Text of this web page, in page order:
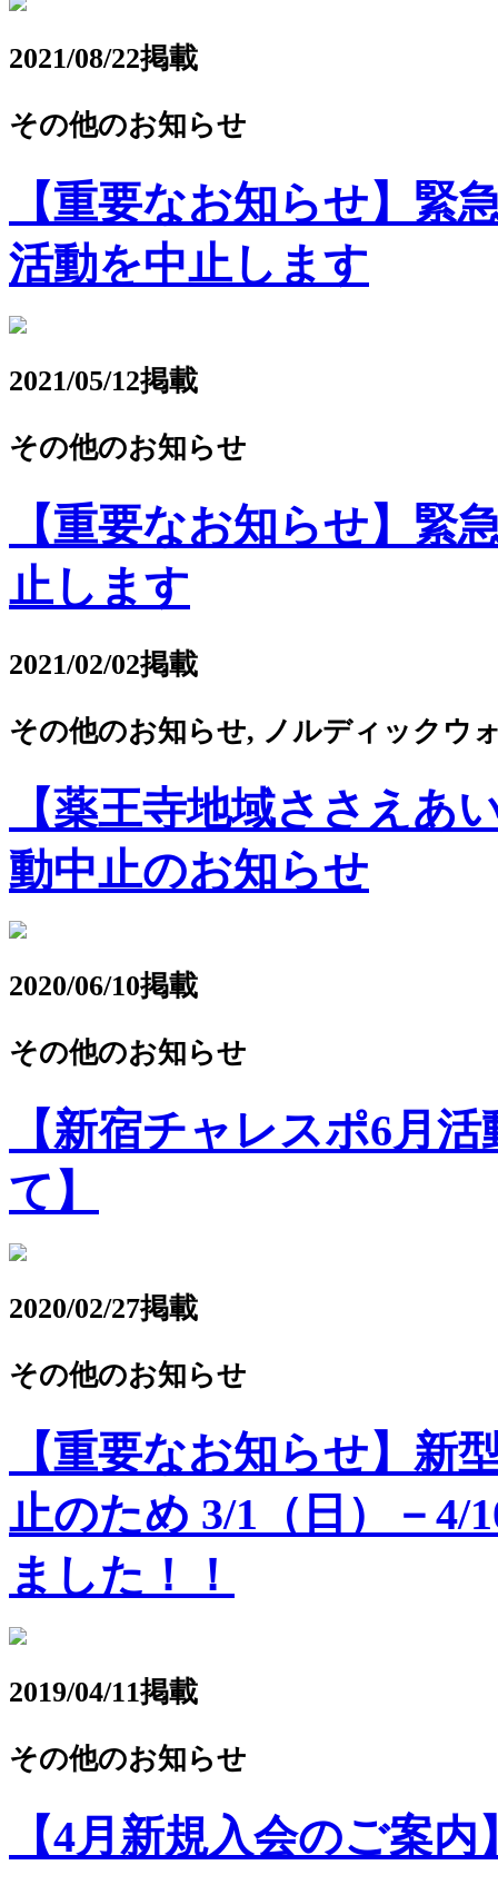
2021/08/22掲載
その他のお知らせ
【重要なお知らせ】緊
活動を中止します
2021/05/12掲載
その他のお知らせ
【重要なお知らせ】緊
止します
2021/02/02掲載
その他のお知らせ, ノルディックウ
【薬王寺地域ささえあ
動中止のお知らせ
2020/06/10掲載
その他のお知らせ
【新宿チャレスポ6月
て】
2020/02/27掲載
その他のお知らせ
【重要なお知らせ】新
止のため 3/1（日）－4/
ました！！
2019/04/11掲載
その他のお知らせ
【4月新規入会のご案内